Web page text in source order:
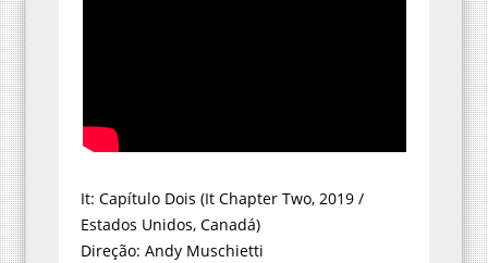
It: Capítulo Dois (It Chapter Two, 2019 /
Estados Unidos, Canadá)
Direção: Andy Muschietti